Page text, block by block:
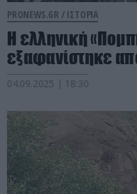
PRONEWS.GR / ΙΣΤΟΡΙΑ
Η ελληνική
εξαφανίστηκε
04.09.2025 | 18:30